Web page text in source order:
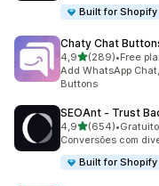
Built for Shopify
Chaty Chat
4,9de 5 estrelas
(289)
289 total de•Free
Add WhatsApp
Buttons
SEOAnt ‑ Trust
4,9de 5 estrelas
(654)
654 total de•Gratuito
Conversões com
Built for Shopify